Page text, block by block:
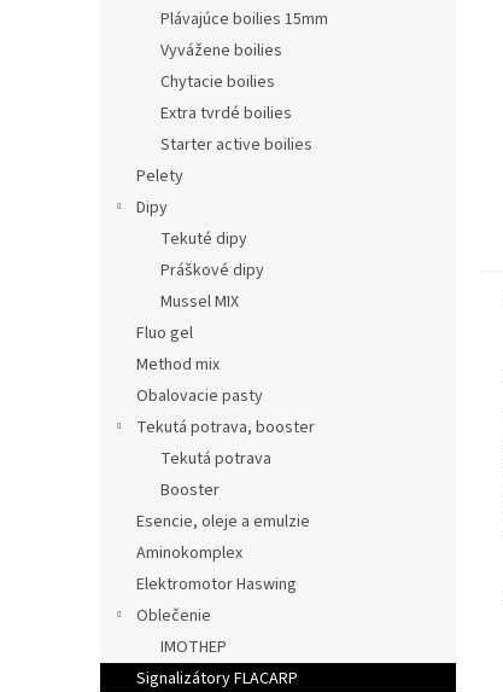
Plávajúce boilies 15mm
Vyvážene boilies
Chytacie boilies
Extra tvrdé boilies
Starter active boilies
Pelety
Dipy
Tekuté dipy
Práškové dipy
Mussel MIX
Fluo gel
Method mix
Obalovacie pasty
Tekutá potrava, booster
Tekutá potrava
Booster
Esencie, oleje a emulzie
Aminokomplex
Elektromotor Haswing
Oblečenie
IMOTHEP
Signalizátory FLACARP